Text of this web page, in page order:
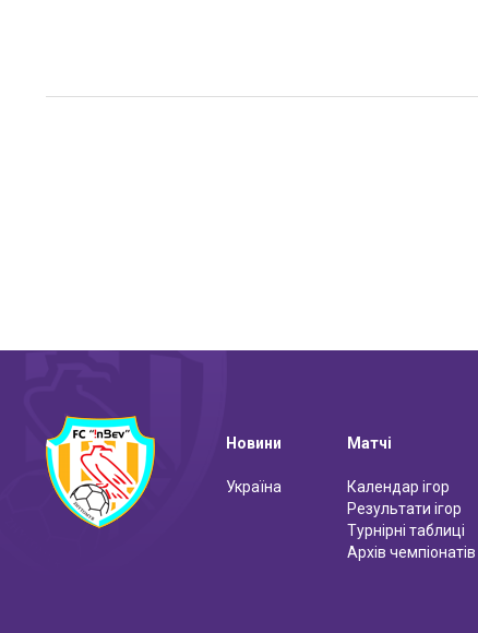
Новини
Україна
Матчі
Календар ігор
Результати ігор
Турнірні таблиці
Архів чемпіонатів